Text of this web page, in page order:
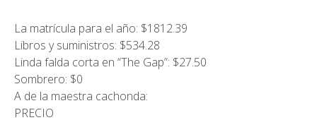
La matrícula para el año: $1812.39
Libros y suministros: $534.28
Linda falda corta en “The Gap”: $27.50
Sombrero: $0
A de la maestra cachonda:
PRECIO